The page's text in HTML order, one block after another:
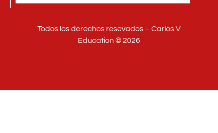
Todos los derechos resevados – Carlos V
Education © 2026